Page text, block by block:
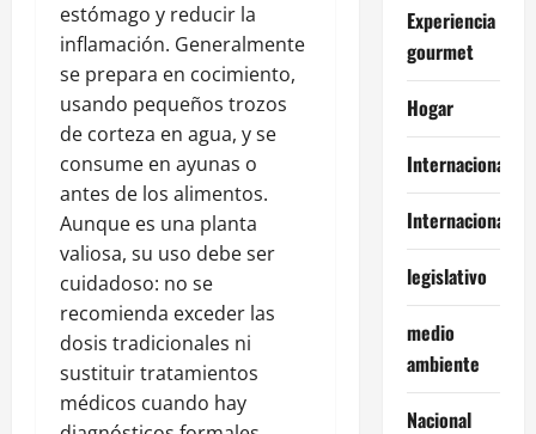
estómago y reducir la
inflamación. Generalmente
se prepara en cocimiento,
usando pequeños trozos
de corteza en agua, y se
consume en ayunas o
antes de los alimentos.
Aunque es una planta
valiosa, su uso debe ser
cuidadoso: no se
recomienda exceder las
dosis tradicionales ni
sustituir tratamientos
médicos cuando hay
Experiencia
gourmet
Hogar
Internacional
Internacionales
legislativo
medio
ambiente
Nacional